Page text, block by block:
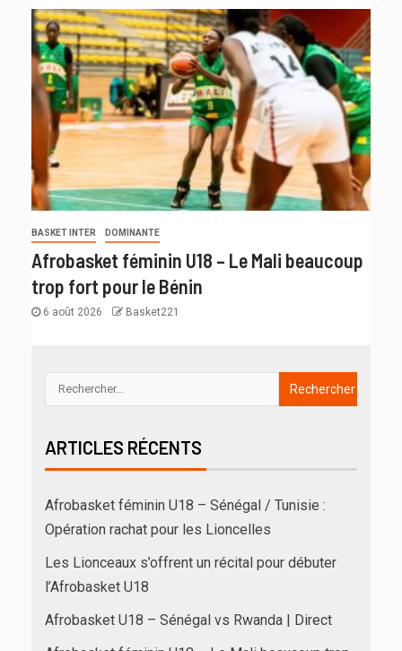
BASKET INTER DOMINANTE
Afrobasket féminin U18 – Le Mali beaucoup
trop fort pour le Bénin
6 août 2026 Basket221
ARTICLES RÉCENTS
Afrobasket féminin U18 – Sénégal / Tunisie :
Opération rachat pour les Lioncelles
Les Lionceaux s’offrent un récital pour débuter
l’Afrobasket U18
Afrobasket U18 – Sénégal vs Rwanda | Direct